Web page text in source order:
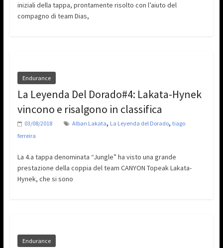
iniziali della tappa, prontamente risolto con l’aiuto del
compagno di team Dias,
Endurance
La Leyenda Del Dorado#4: Lakata-Hynek
vincono e risalgono in classifica
03/08/2018 Alban Lakata, La Leyenda del Dorado, tiago
ferreira
La 4.a tappa denominata “Jungle” ha visto una grande
prestazione della coppia del team CANYON Topeak Lakata-
Hynek, che si sono
Endurance